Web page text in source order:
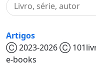
Artigos
Ⓒ 2023-2026 Ⓒ
e-books